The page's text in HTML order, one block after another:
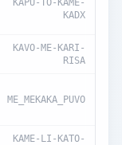
KAPU-TO-KAME-
KADX
KAVO-ME-KARI-
RISA
ME_MEKAKA_PUVO
KAME-LI-KATO-